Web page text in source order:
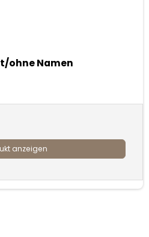
ohne Namen
anzeigen